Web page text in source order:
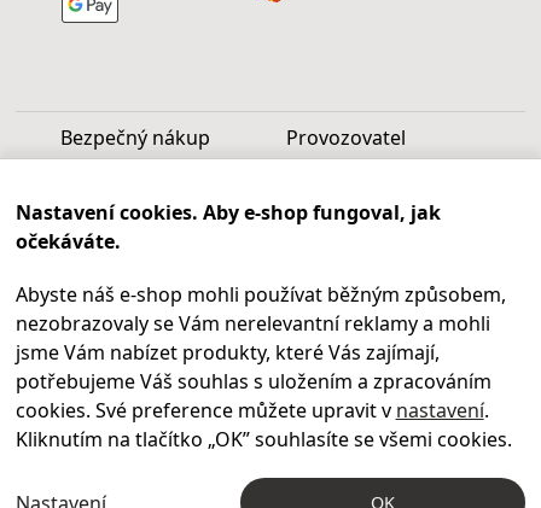
Bezpečný nákup Provozovatel
Infolinka
Po - Pá 9.00 - 17.00
+420469 621 252
Kontakty
Kariéra
Nastavení cookies. Aby e-shop fungoval, jak
očekáváte.
Abyste náš e-shop mohli používat běžným způsobem,
nezobrazovaly se Vám nerelevantní reklamy a mohli
jsme Vám nabízet produkty, které Vás zajímají,
potřebujeme Váš souhlas s uložením a zpracováním
cookies. Své preference můžete upravit v nastavení.
Kliknutím na tlačítko „OK” souhlasíte se všemi cookies.
Nastavení OK